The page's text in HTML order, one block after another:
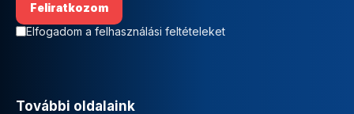
Elfogadom a felhasználási feltételeket
További oldalaink